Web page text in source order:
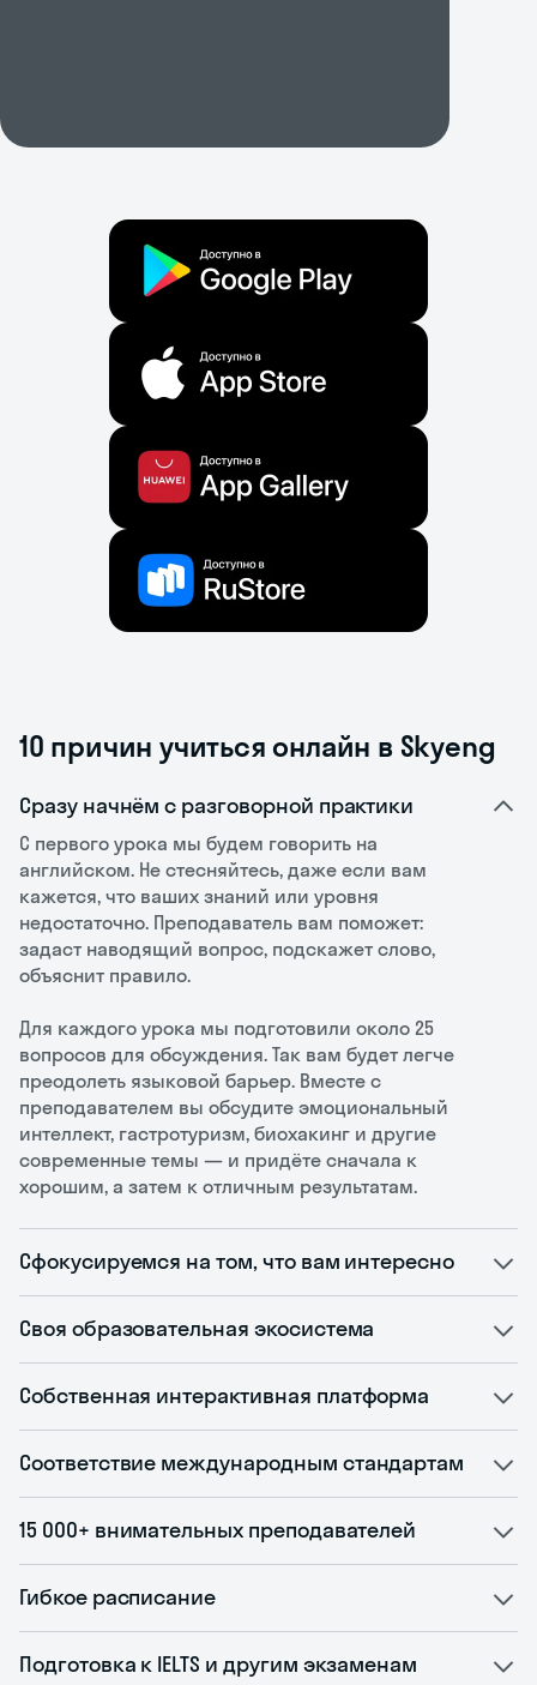
10 причин учиться онлайн в Skyeng
Сразу начнём с разговорной практики
С первого урока мы будем говорить на
английском. Не стесняйтесь, даже если вам
кажется, что ваших знаний или уровня
недостаточно. Преподаватель вам поможет:
задаст наводящий вопрос, подскажет слово,
объяснит правило.
Для каждого урока мы подготовили около 25
вопросов для обсуждения. Так вам будет легче
преодолеть языковой барьер. Вместе с
преподавателем вы обсудите эмоциональный
интеллект, гастротуризм, биохакинг и другие
современные темы — и придёте сначала к
хорошим, а затем к отличным результатам.
Сфокусируемся на том, что вам интересно
Своя образовательная экосистема
Собственная интерактивная платформа
Соответствие международным стандартам
15 000+ внимательных преподавателей
Гибкое расписание
Подготовка к IELTS и другим экзаменам